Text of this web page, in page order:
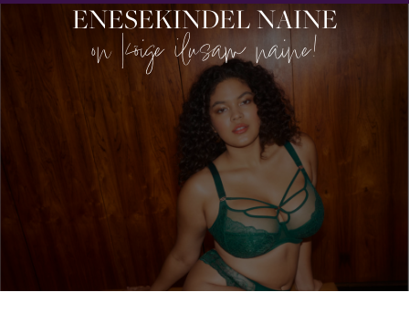
ENESEKINDEL NAINE
on kõige ilusam naine!